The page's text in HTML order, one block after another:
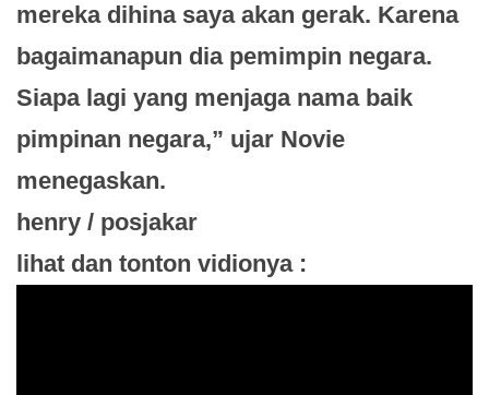
mereka dihina saya akan gerak. Karena
bagaimanapun dia pemimpin negara.
Siapa lagi yang menjaga nama baik
pimpinan negara,” ujar Novie
menegaskan.
henry / posjakar
lihat dan tonton vidionya :